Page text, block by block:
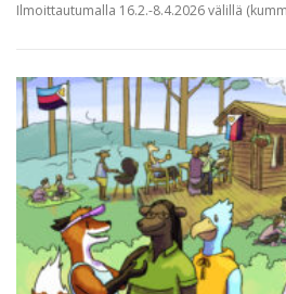
Ilmoittautumalla 16.2.-8.4.2026 välillä